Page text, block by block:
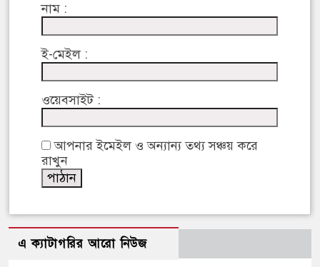
নাম :
ই-মেইল :
ওয়েবসাইট :
আপনার ইমেইল ও অন্যান্য তথ্য সঞ্চয় করে
রাখুন
এ ক্যাটাগরির আরো নিউজ